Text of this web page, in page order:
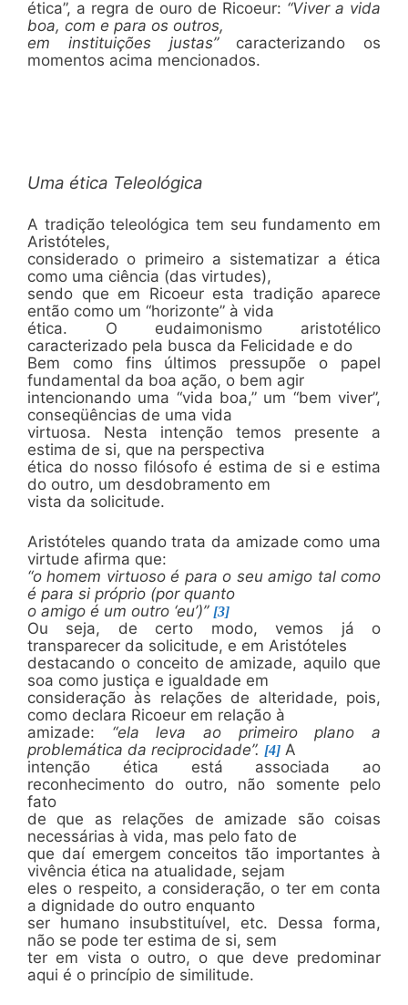
ética”, a regra de ouro de Ricoeur: “Viver a vida
boa, com e para os outros,
em instituições justas” caracterizando os
momentos acima mencionados.
Uma ética Teleológica
A tradição teleológica tem seu fundamento em
Aristóteles,
considerado o primeiro a sistematizar a ética
como uma ciência (das virtudes),
sendo que em Ricoeur esta tradição aparece
então como um “horizonte” à vida
ética. O eudaimonismo aristotélico
caracterizado pela busca da Felicidade e do
Bem como fins últimos pressupõe o papel
fundamental da boa ação, o bem agir
intencionando uma “vida boa,” um “bem viver”,
conseqüências de uma vida
virtuosa. Nesta intenção temos presente a
estima de si, que na perspectiva
ética do nosso filósofo é estima de si e estima
do outro, um desdobramento em
vista da solicitude.
Aristóteles quando trata da amizade como uma
virtude afirma que:
“o homem virtuoso é para o seu amigo tal como
é para si próprio (por quanto
o amigo é um outro ‘eu’)” [3]
Ou seja, de certo modo, vemos já o
transparecer da solicitude, e em Aristóteles
destacando o conceito de amizade, aquilo que
soa como justiça e igualdade em
consideração às relações de alteridade, pois,
como declara Ricoeur em relação à
amizade: “ela leva ao primeiro plano a
problemática da reciprocidade”. [4] A
intenção ética está associada ao
reconhecimento do outro, não somente pelo
fato
de que as relações de amizade são coisas
necessárias à vida, mas pelo fato de
que daí emergem conceitos tão importantes à
vivência ética na atualidade, sejam
eles o respeito, a consideração, o ter em conta
a dignidade do outro enquanto
ser humano insubstituível, etc. Dessa forma,
não se pode ter estima de si, sem
ter em vista o outro, o que deve predominar
aqui é o princípio de similitude.